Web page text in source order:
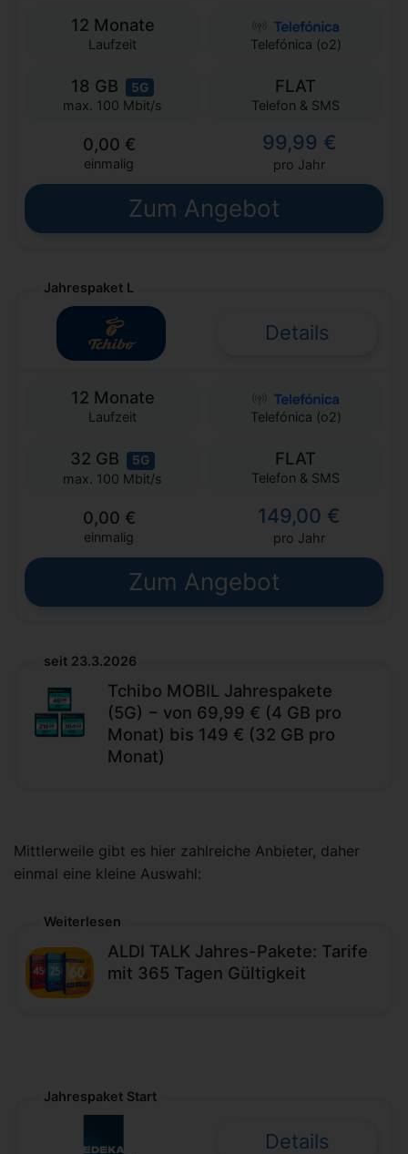
12 Monate
Laufzeit Telefónica (o2)
18 GB 5G
max. 100 Mbit/s
FLAT
Telefon & SMS
0,00 €
einmalig
99,99 €
pro Jahr
Zum Angebot
Jahrespaket L
Details
12 Monate
Laufzeit Telefónica (o2)
32 GB 5G
max. 100 Mbit/s
FLAT
Telefon & SMS
0,00 €
einmalig
149,00 €
pro Jahr
Zum Angebot
seit 23.3.2026
Tchibo MOBIL Jahrespakete
(5G) − von 69,99 € (4 GB pro
Monat) bis 149 € (32 GB pro
Monat)
Mittlerweile gibt es hier zahlreiche Anbieter, daher
einmal eine kleine Auswahl:
Weiterlesen
ALDI TALK Jahres-Pakete: Tarife
mit 365 Tagen Gültigkeit
Jahrespaket Start
Details